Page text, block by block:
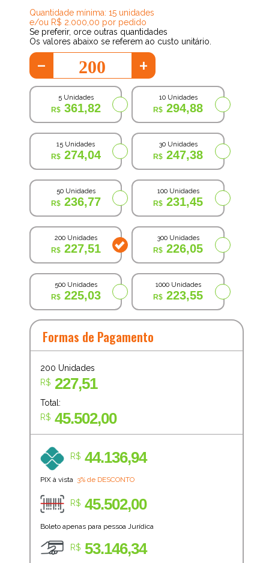
Quantidade mínima: 15 unidades
e/ou R$ 2.000,00 por pedido
Se preferir, orce outras quantidades
Os valores abaixo se referem ao custo unitário.
- +
5 Unidades
361,82
10 Unidades
294,88
15 Unidades
274,04
30 Unidades
247,38
50 Unidades
236,77
100 Unidades
231,45
200 Unidades
227,51
300 Unidades
226,05
500 Unidades
225,03
1000 Unidades
223,55
Formas de Pagamento
200 Unidades
R$ 227,51
Total:
R$ 45.502,00
R$ 44.136,94
PIX à vista 3% de DESCONTO
R$ 45.502,00
Boleto apenas para pessoa Jurídica
R$ 53.146,34